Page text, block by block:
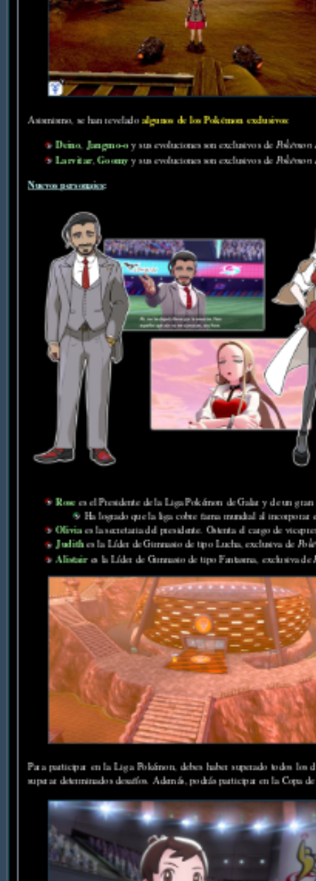
Asismismo, se han reveladoalgunos de los Pokémon exclusivos:
Deino,Jangmo-oy sus evoluciones son exclusivos dePokémon
Larvitar,Goomyy sus evoluciones son exclusivos dePokémon
Nuevos personajes:
Rosees el Presidente de la Liga Pokémon de Galar y de un gran
Ha logrado que la liga cobre fama mundial al incorporar
Oliviaes la secretaria del presidente. Ostenta el cargo de
Judithes la Líder de Gimnasio de tipo Lucha, exclusiva de
Alistaires la Líder de Gimnasio de tipo Fantasma, exclusiva de
Para participar en la Liga Pokémon, debes haber superado todos
superar determinados desafíos. Además, podrás participar en la Copa